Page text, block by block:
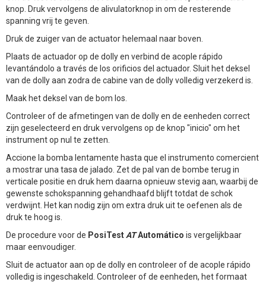
knop. Druk vervolgens de alivulatorknop in om de resterende
spanning vrij te geven.
Druk de zuiger van de actuator helemaal naar boven.
Plaats de actuador op de dolly en verbind de acople rápido
levantándolo a través de los orificios del actuador. Sluit het deksel
van de dolly aan zodra de cabine van de dolly volledig verzekerd is.
Maak het deksel van de bom los.
Controleer of de afmetingen van de dolly en de eenheden correct
zijn geselecteerd en druk vervolgens op de knop "inicio" om het
instrument op nul te zetten.
Accione la bomba lentamente hasta que el instrumento comercient
a mostrar una tasa de jalado. Zet de pal van de bombe terug in
verticale positie en druk hem daarna opnieuw stevig aan, waarbij de
gewenste schokspanning gehandhaafd blijft totdat de schok
verdwijnt. Het kan nodig zijn om extra druk uit te oefenen als de
druk te hoog is.
De procedure voor de PosiTest ATAutomático is vergelijkbaar
maar eenvoudiger.
Sluit de actuator aan op de dolly en controleer of de acople rápido
volledig is ingeschakeld. Controleer of de eenheden, het formaat